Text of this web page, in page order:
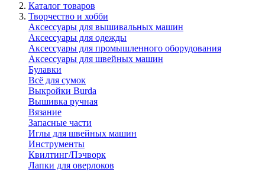
Каталог товаров
Творчество и хобби
Аксессуары для вышивальных машин
Аксессуары для одежды
Аксессуары для промышленного оборудования
Аксессуары для швейных машин
Булавки
Всё для сумок
Выкройки Burda
Вышивка ручная
Вязание
Запасные части
Иглы для швейных машин
Инструменты
Квилтинг/Пэчворк
Лапки для оверлоков